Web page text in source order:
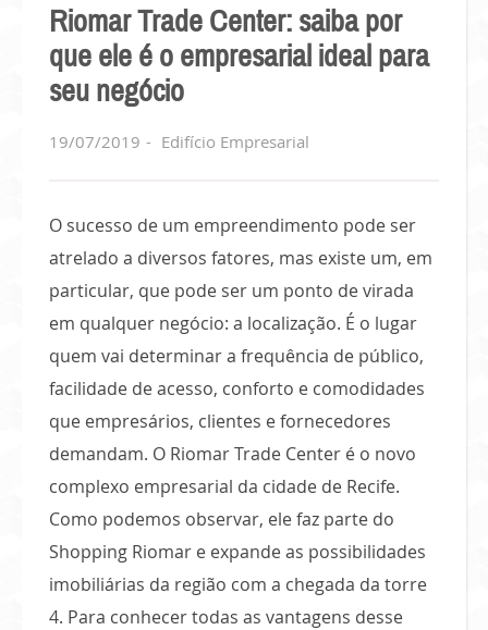
Riomar Trade Center: saiba por
que ele é o empresarial ideal para
seu negócio
19/07/2019 Edifício Empresarial
O sucesso de um empreendimento pode ser
atrelado a diversos fatores, mas existe um, em
particular, que pode ser um ponto de virada
em qualquer negócio: a localização. É o lugar
quem vai determinar a frequência de público,
facilidade de acesso, conforto e comodidades
que empresários, clientes e fornecedores
demandam. O Riomar Trade Center é o novo
complexo empresarial da cidade de Recife.
Como podemos observar, ele faz parte do
Shopping Riomar e expande as possibilidades
imobiliárias da região com a chegada da torre
4. Para conhecer todas as vantagens desse